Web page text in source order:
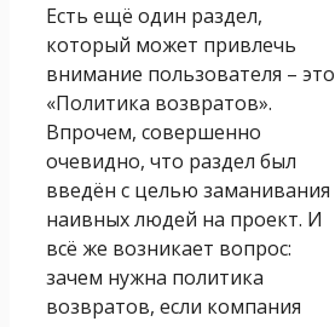
Есть ещё один раздел,
который может привлечь
внимание пользователя – это
«Политика возвратов».
Впрочем, совершенно
очевидно, что раздел был
введён с целью заманивания
наивных людей на проект. И
всё же возникает вопрос:
зачем нужна политика
возвратов, если компания